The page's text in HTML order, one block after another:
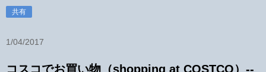
共有
1/04/2017
コスコでお買い物（shopping at COSTCO）--